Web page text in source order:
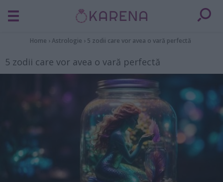
Home ›Astrologie › 5 zodii care vor avea o vară perfectă
5 zodii care vor avea o vară perfectă